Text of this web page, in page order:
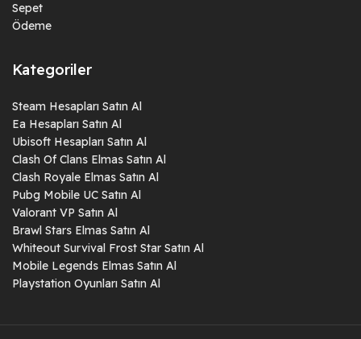
Sepet
Ödeme
Kategoriler
Steam Hesapları Satın Al
Ea Hesapları Satın Al
Ubisoft Hesapları Satın Al
Clash Of Clans Elmas Satın Al
Clash Royale Elmas Satın Al
Pubg Mobile UC Satın Al
Valorant VP Satın Al
Brawl Stars Elmas Satın Al
Whiteout Survival Frost Star Satın Al
Mobile Legends Elmas Satın Al
Playstation Oyunları Satın Al